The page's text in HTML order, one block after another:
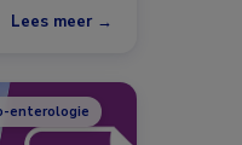
Lees meer →
enterologie